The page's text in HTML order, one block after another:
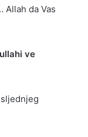
da Vas
ve